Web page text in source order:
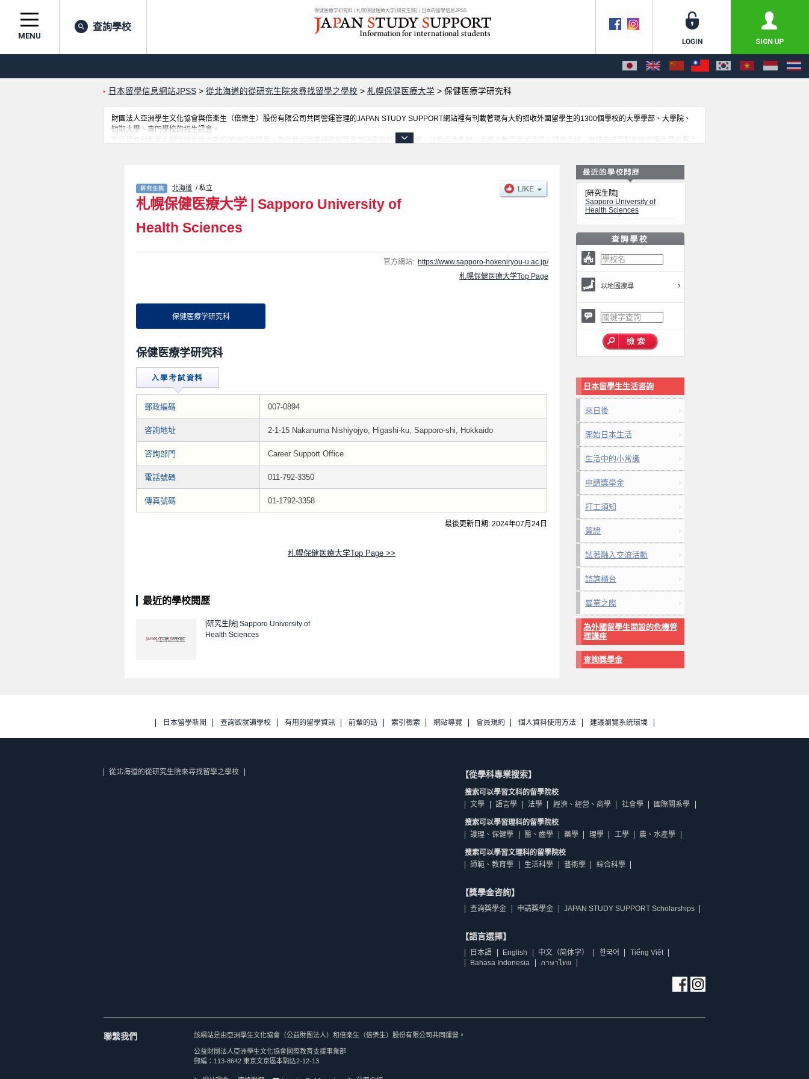
保健医療学研究科 | 札幌保健医療大学(研究生院) | 日本的留學信息JPSS
MENU
查詢學校
日本留學信息網站JPSS > 從北海道的從研究生院來尋找留學之學校 > 札幌保健医療大学 > 保健医療学研究科
財團法人亞洲學生文化協會與倍楽生（倍樂生）股份有限公司共同營運管理的JAPAN STUDY SUPPORT網站裡有刊載著現有大約招收外國留學生的1300個學校的大學學部、大學院、
短期大學、專門學校的招生訊息。
在這裡有刊載著札幌保健医療大学的詳細招生訊息。有保健医療学研究科等各別研究科的不同訊息，以及招收名額、合格人數等考試資訊、設施介紹、聯絡方式等對外國留學生是必要之
北海道 / 私立
札幌保健医療大学 | Sapporo University of
Health Sciences
官方網站: https://www.sapporo-hokeniryou-u.ac.jp/
札幌保健医療大学Top Page
保健医療学研究科
保健医療学研究科
郵政編碼 007-0894
咨詢地址 2-1-15 Nakanuma Nishiyojyo, Higashi-ku, Sapporo-shi, Hokkaido
咨詢部門 Career Support Office
電話號碼 011-792-3350
傳真號碼 01-1792-3358
最後更新日期: 2024年07月24日
札幌保健医療大学Top Page >>
最近的學校閱歷
[研究生院] Sapporo University of
Health Sciences
[研究生院]
Sapporo University of
Health Sciences
以地圖搜尋
日本留學生生活咨詢
來日後
開始日本生活
生活中的小常識
申請獎學金
打工須知
簽證
試著融入交流活動
諮詢櫃台
畢業之際
為外國留學生開設的危機管
理講座
查詢獎學金
日本留學新聞 查詢欲就讀學校 有用的留學資訊 前輩的話 索引檢索 網站導覽 會員規約 個人資料使用方法 建議瀏覽系統環境
從北海道的從研究生院來尋找留學之學校 【從學科專業搜索】
搜索可以學習文科的留學院校
文學
語言學 法學 經濟、經營、商學 社會學 國際關系學
搜索可以學習理科的留學院校
護理、保健學
醫、齒學 藥學 理學 工學 農、水產學
搜索可以學習文理科的留學院校
師範、教育學
生活科學 藝術學 綜合科學
【獎學金咨詢】
查詢獎學金 申請獎學金 JAPAN STUDY SUPPORT Scholarships
【語言選擇】
日本語 English 中文（简体字） 한국어
Tiếng Việt
Bahasa Indonesia
ภาษาไทย
聯繫我們 該網站是由亞洲學生文化協會（公益財團法人）和倍楽生（倍樂生）股份有限公司共同運營。
公益財團法人亞洲學生文化協會國際教育支援事業部
郵編：113-8642 東京文京區本駒込2-12-13